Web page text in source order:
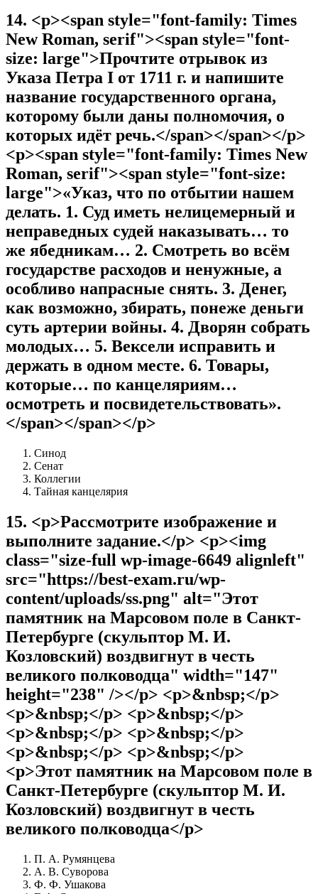
14. <p><span style="font-family: Times
New Roman, serif"><span style="font-
size: large">Прочтите отрывок из
Указа Петра I от 1711 г. и напишите
название государственного органа,
которому были даны полномочия, о
которых идёт речь.</span></span></p>
<p><span style="font-family: Times New
Roman, serif"><span style="font-size:
large">«Указ, что по отбытии нашем
делать. 1. Суд иметь нелицемерный и
неправедных судей наказывать… то
же ябедникам… 2. Смотреть во всём
государстве расходов и ненужные, а
особливо напрасные снять. 3. Денег,
как возможно, збирать, понеже деньги
суть артерии войны. 4. Дворян собрать
молодых… 5. Вексели исправить и
держать в одном месте. 6. Товары,
которые… по канцеляриям…
осмотреть и посвидетельствовать».
</span></span></p>
Синод
Сенат
Коллегии
Тайная канцелярия
15. <p>Рассмотрите изображение и
выполните задание.</p> <p><img
class="size-full wp-image-6649 alignleft"
src="https://best-exam.ru/wp-
content/uploads/ss.png" alt="Этот
памятник на Марсовом поле в Санкт-
Петербурге (скульптор М. И.
Козловский) воздвигнут в честь
великого полководца" width="147"
height="238" /></p> <p>&nbsp;</p>
<p>&nbsp;</p> <p>&nbsp;</p>
<p>&nbsp;</p> <p>&nbsp;</p>
<p>&nbsp;</p> <p>&nbsp;</p>
<p>Этот памятник на Марсовом поле в
Санкт-Петербурге (скульптор М. И.
Козловский) воздвигнут в честь
великого полководца</p>
П. А. Румянцева
А. В. Суворова
Ф. Ф. Ушакова